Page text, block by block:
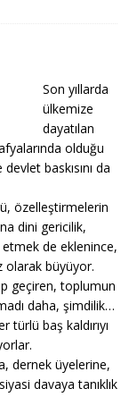
Son yıllarda
ülkemize
dayatılan
olduğu
baskısını da
özelleştirmelerin
dini gericilik,
de eklenince,
olarak büyüyor.
geçiren, toplumun
daha, şimdilik…
türlü baş kaldırıyı
dernek üyelerine,
davaya tanıklık